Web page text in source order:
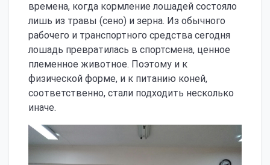
времена, когда кормление лошадей состояло
лишь из травы (сено) и зерна. Из обычного
рабочего и транспортного средства сегодня
лошадь превратилась в спортсмена, ценное
племенное животное. Поэтому и к
физической форме, и к питанию коней,
соответственно, стали подходить несколько
иначе.